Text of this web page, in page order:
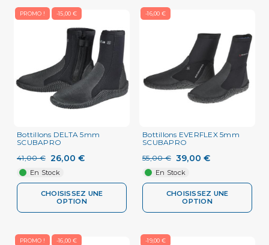
PROMO ! -15,00 €
Bottillons DELTA 5mm
SCUBAPRO
41,00 € 26,00 €
En Stock
CHOISISSEZ UNE
OPTION
-16,00 €
Bottillons EVERFLEX 5mm
SCUBAPRO
55,00 € 39,00 €
En Stock
CHOISISSEZ UNE
OPTION
PROMO ! -16,00 € -19,00 €